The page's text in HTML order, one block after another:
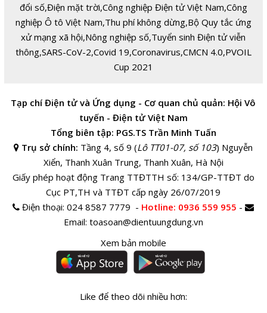
đổi số,Điện mặt trời,Công nghiệp Điện tử Việt Nam,Công
nghiệp Ô tô Việt Nam,Thu phí không dừng,Bộ Quy tắc ứng
xử mạng xã hội,Nông nghiệp số,Tuyển sinh Điện tử viễn
thông,SARS-CoV-2,Covid 19,Coronavirus,CMCN 4.0,PVOIL
Cup 2021
Tạp chí Điện tử và Ứng dụng - Cơ quan chủ quản: Hội Vô
tuyến - Điện tử Việt Nam
Tổng biên tập: PGS.TS Trần Minh Tuấn
Trụ sở chính: Tầng 4, số 9 (Lô TT01-07, số 103) Nguyễn
Xiển, Thanh Xuân Trung, Thanh Xuân, Hà Nội
Giấy phép hoạt động Trang TTĐTTH số: 134/GP-TTĐT do
Cục PT,TH và TTĐT cấp ngày 26/07/2019
Điện thoại:024 8587 7779 - Hotline: 0936 559 955 -
Email: toasoan@dientuungdung.vn
Xem bản mobile
Like để theo dõi nhiều hơn: